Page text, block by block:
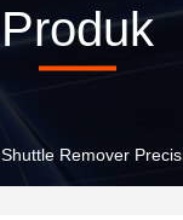
Produk
Remover